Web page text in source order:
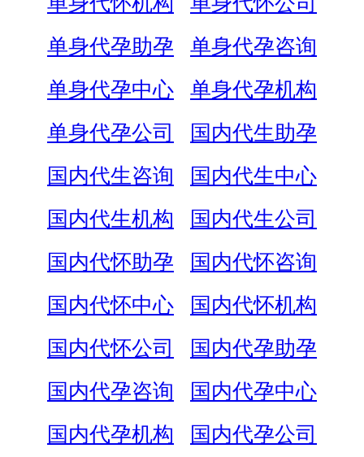
单身代孕助孕
单身代孕咨询
单身代孕中心
单身代孕机构
单身代孕公司
国内代生助孕
国内代生咨询
国内代生中心
国内代生机构
国内代生公司
国内代怀助孕
国内代怀咨询
国内代怀中心
国内代怀机构
国内代怀公司
国内代孕助孕
国内代孕咨询
国内代孕中心
国内代孕机构
国内代孕公司